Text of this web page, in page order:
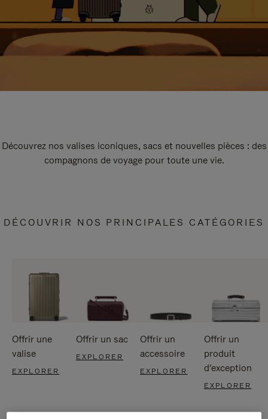
Découvrez nos valises iconiques, sacs et nouvelles pièces : des
compagnons de voyage pour toute une vie.
DÉCOUVRIR NOS PRINCIPALES CATÉGORIES
Offrir une
valise
EXPLORER
Offrir un sac
EXPLORER
Offrir un
accessoire
EXPLORER
Offrir un
produit
d'exception
EXPLORER